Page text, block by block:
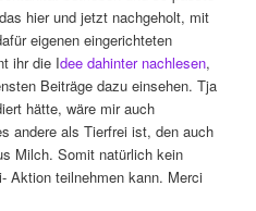
hier und jetzt nachgeholt, mit
eigenen eingerichteten
ihr die Idee dahinter nachlesen,
Beiträge dazu einsehen. Tja
hätte, wäre mir auch
andere als Tierfrei ist, den auch
Milch. Somit natürlich kein
Aktion teilnehmen kann. Merci